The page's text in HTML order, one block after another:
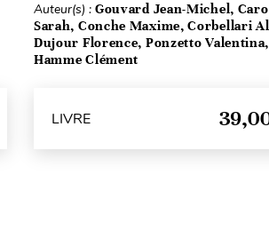
Auteur(s) : Gouvard Jean-Michel, Caro
Sarah, Conche Maxime, Corbellari
Dujour Florence, Ponzetto
Hamme Clément
LIVRE